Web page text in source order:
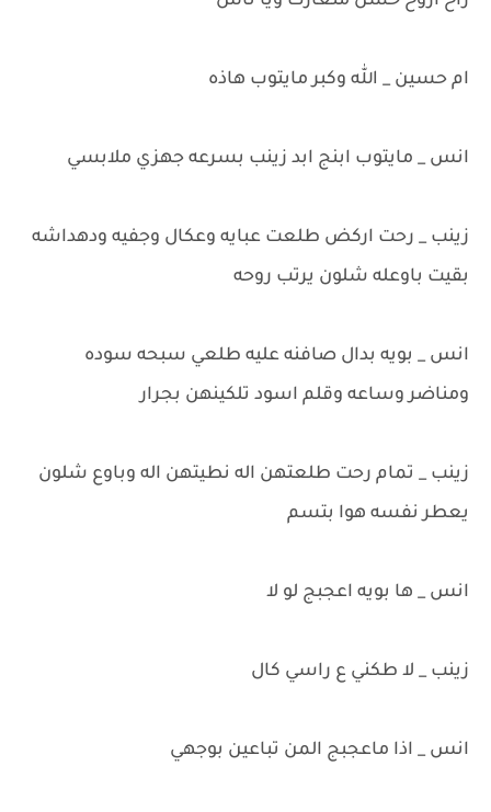
ام حسين _ الله وكبر مايتوب هاذه
انس _ مايتوب ابنج ابد زينب بسرعه جهزي ملابسي
زينب _ رحت اركض طلعت عبايه وعكال وجفيه ودهداشه
بقيت باوعله شلون يرتب روحه
انس _ بويه بدال صافنه عليه طلعي سبحه سوده
ومناضر وساعه وقلم اسود تلكينهن بجرار
زينب _ تمام رحت طلعتهن اله نطيتهن اله وباوع شلون
يعطر نفسه هوا بتسم
انس _ ها بويه اعجبج لو لا
زينب _ لا طكني ع راسي كال
انس _ اذا ماعجبج المن تباعين بوجهي